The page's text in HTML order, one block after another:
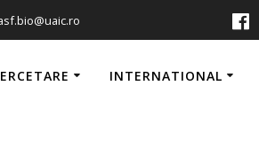
INTERNATIONAL